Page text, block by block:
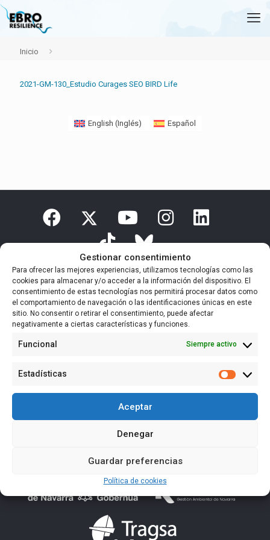
Gestionar consentimiento
Para ofrecer las mejores experiencias, utilizamos tecnologías como las
cookies para almacenar y/o acceder a la información del dispositivo. El
consentimiento de estas tecnologías nos permitirá procesar datos como
el comportamiento de navegación o las identificaciones únicas en este
sitio. No consentir o retirar el consentimiento, puede afectar
negativamente a ciertas características y funciones.
Funcional Siempre activo
Estadísticas
Aceptar
Denegar
Guardar preferencias
Política de cookies
Inicio
2021-GM-130_Estudio Curages SEO BIRD Life
English (Inglés) Español